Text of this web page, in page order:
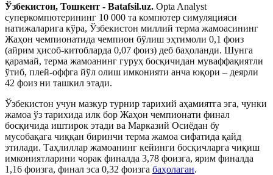
Ўзбекистон, Тошкент - Batafsil.uz. Opta Analyst
суперкомпютерининг 10 000 та компютер симуляцияси
натижаларига кўра, Ўзбекистон миллий терма жамоасининг
Жаҳон чемпионатида чемпион бўлиш эҳтимоли 0,1 фоиз
(айрим ҳисоб-китобларда 0,07 фоиз) деб баҳоланди. Шунга
қарамай, терма жамоанинг гуруҳ босқичидан муваффақиятли
ўтиб, плей-оффга йўл олиш имконияти анча юқори – деярли
42 фоиз ни ташкил этади.
Ўзбекистон учун мазкур турнир тарихий аҳамиятга эга, чунки
жамоа ўз тарихида илк бор Жаҳон чемпионати финал
босқичида иштирок этади ва Марказий Осиёдан бу
мусобақага чиққан биринчи терма жамоа сифатида қайд
этилади. Таҳлиллар жамоанинг кейинги босқичларга чиқиш
имкониятларини чорак финалда 3,78 фоизга, ярим финалда
1,16 фоизга, финал эса 0,32 фоизга баҳолаган.